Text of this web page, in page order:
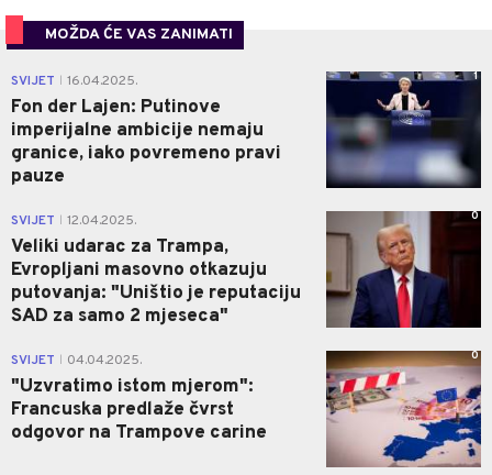
MOŽDA ĆE VAS ZANIMATI
SVIJET 16.04.2025.
Fon der Lajen: Putinove
imperijalne ambicije nemaju
granice, iako povremeno pravi
pauze
1
SVIJET 12.04.2025.
Veliki udarac za Trampa,
Evropljani masovno otkazuju
putovanja: "Uništio je reputaciju
SAD za samo 2 mjeseca"
0
SVIJET 04.04.2025.
"Uzvratimo istom mjerom":
Francuska predlaže čvrst
odgovor na Trampove carine
0